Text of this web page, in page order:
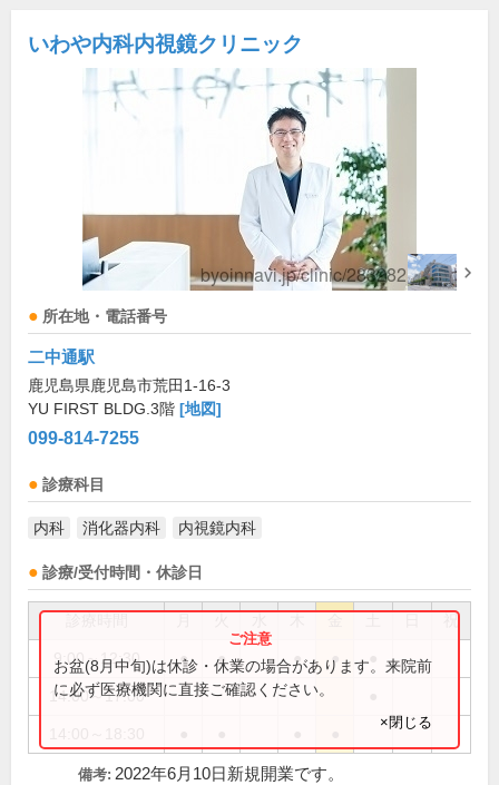
いわや内科内視鏡クリニック
所在地・電話番号
二中通駅
鹿児島県鹿児島市荒田1-16-3
YU FIRST BLDG.3階 [地図]
099-814-7255
診療科目
内科 消化器内科 内視鏡内科
診療/受付時間・休診日
祝
9:00～12:30 ● ● ● ●
14:00～17:00
お盆(8月中旬)は休診・休業の場合があります。来院前
に必ず医療機関に直接ご確認ください。
×閉じる
備考: 2022年6月10日新規開業です。